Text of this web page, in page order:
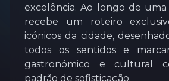
excelência. Ao longo de uma
recebe um roteiro
icónicos da cidade,
todos os sentidos e
gastronómico e cultural
padrão de sofisticação.